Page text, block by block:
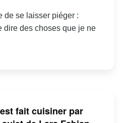
de se laisser piéger :
dire des choses que je ne
fait cuisiner par